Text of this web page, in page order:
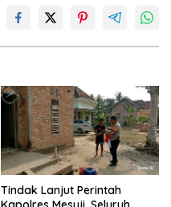
Tindak Lanjut Perintah